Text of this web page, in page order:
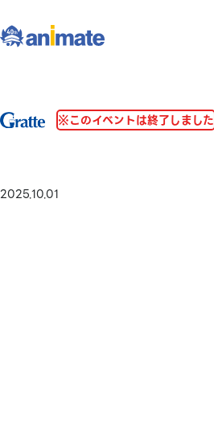
※このイベントは終了しました
2025.10.01